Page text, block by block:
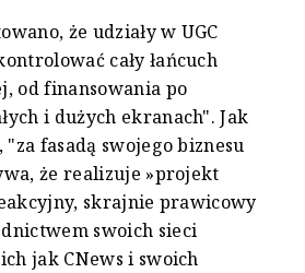
że udziały w UGC
cały łańcuch
od finansowania po
i dużych ekranach". Jak
fasadą swojego biznesu
że realizuje »projekt
skrajnie prawicowy
swoich sieci
jak CNews i swoich